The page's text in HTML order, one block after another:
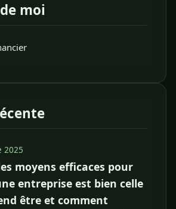
moi
2025
moyens efficaces pour
entreprise est bien celle
être et comment